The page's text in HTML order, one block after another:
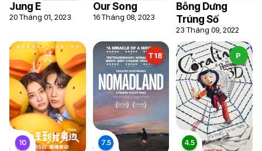
Jung E
20 Tháng 01, 2023
Our Song
16 Tháng 08, 2023
Bỗng Dưng
Trúng Số
23 Tháng 09, 2022
T18 P